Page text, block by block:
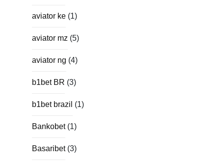
aviator ke (1)
aviator mz (5)
aviator ng (4)
b1bet BR (3)
b1bet brazil (1)
Bankobet(1)
Basaribet(3)